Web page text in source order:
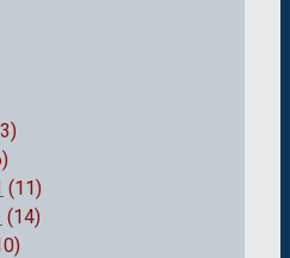
(11)
(14)